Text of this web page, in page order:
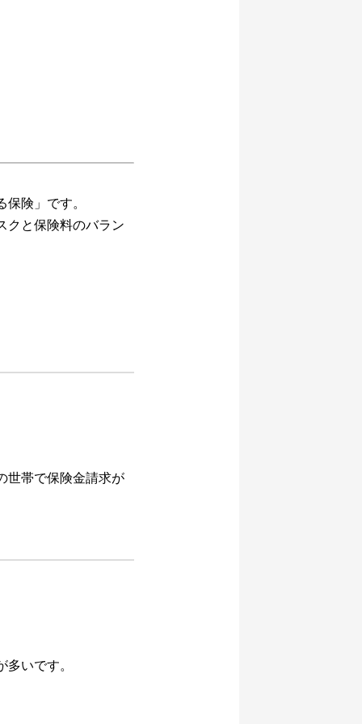
険」です。
クと保険料のバラン
世帯で保険金請求が
いです。